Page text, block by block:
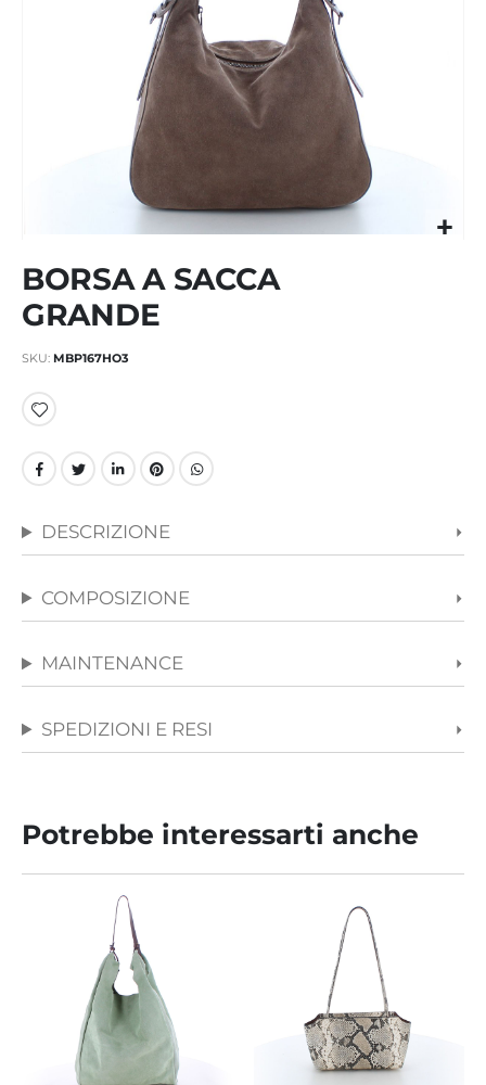
all'inizio
della
galleria
immagini
BORSA A SACCA
GRANDE
SKU MBP167HO3
DESCRIZIONE
COMPOSIZIONE
MAINTENANCE
SPEDIZIONI E RESI
Potrebbe interessarti anche